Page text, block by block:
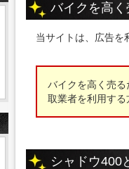
バイクを高
当サイトは、広告を
バイクを高く売
取業者を利用する
シャドウ400